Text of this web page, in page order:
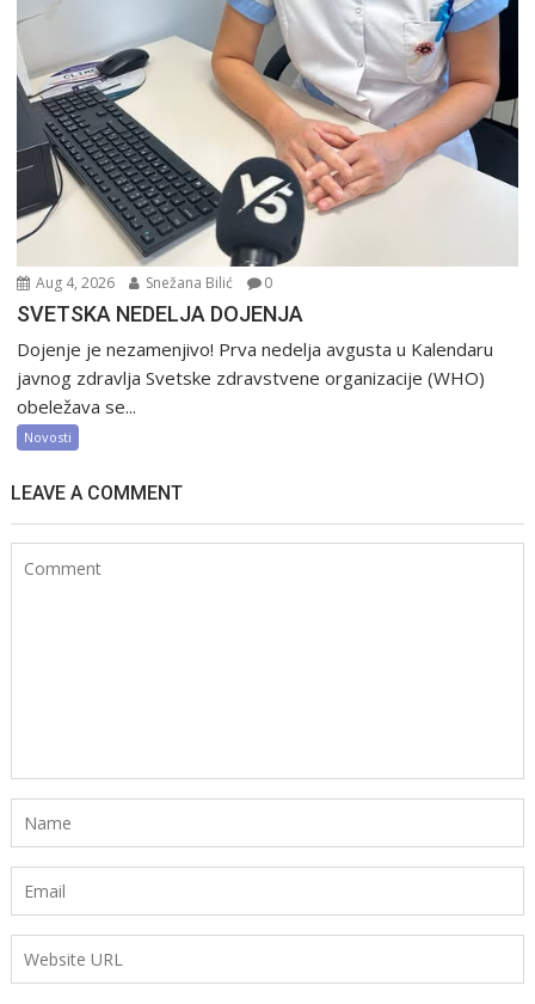
Aug 4, 2026 Snežana Bilić 0
SVETSKA NEDELJA DOJENJA
Dojenje je nezamenjivo! Prva nedelja avgusta u Kalendaru
javnog zdravlja Svetske zdravstvene organizacije (WHO)
obeležava se...
Novosti
LEAVE A COMMENT